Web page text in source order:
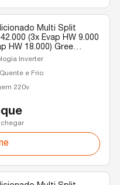
Multi Split
(3x Evap HW 9.000
HW 18.000) Gree
Quente/Frio R-32 220v
Inverter
e Frio
220v